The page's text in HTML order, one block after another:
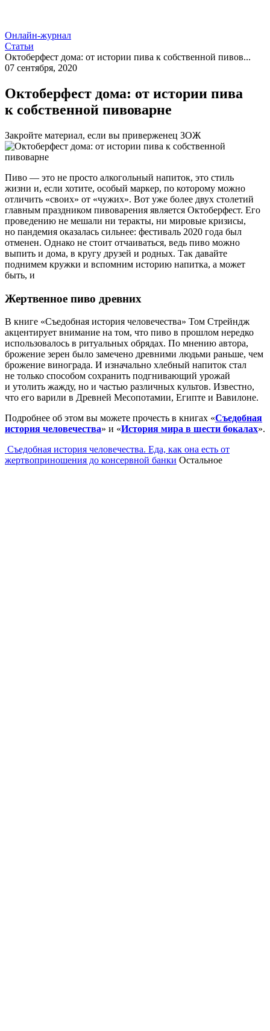
Онлайн-журнал
Статьи
Октоберфест дома: от истории пива к собственной пивов...
07 сентября, 2020
Октоберфест дома: от истории пива
к собственной пивоварне
Закройте материал, если вы приверженец ЗОЖ
Пиво — это не просто алкогольный напиток, это стиль
жизни и, если хотите, особый маркер, по которому можно
отличить «своих» от «чужих». Вот уже более двух столетий
главным праздником пивоварения является Октоберфест. Его
проведению не мешали ни теракты, ни мировые кризисы,
но пандемия оказалась сильнее: фестиваль 2020 года был
отменен. Однако не стоит отчаиваться, ведь пиво можно
выпить и дома, в кругу друзей и родных. Так давайте
поднимем кружки и вспомним историю напитка, а может
быть, и
Жертвенное пиво древних
В книге «Съедобная история человечества» Том Стрейндж
акцентирует внимание на том, что пиво в прошлом нередко
использовалось в ритуальных обрядах. По мнению автора,
брожение зерен было замечено древними людьми раньше, чем
брожение винограда. И изначально хлебный напиток стал
не только способом сохранить подгнивающий урожай
и утолить жажду, но и частью различных культов. Известно,
что его варили в Древней Месопотамии, Египте и Вавилоне.
Подробнее об этом вы можете прочесть в книгах «Съедобная
история человечества» и «История мира в шести бокалах».
Съедобная история человечества. Еда, как она есть от
жертвоприношения до консервной банки Остальное